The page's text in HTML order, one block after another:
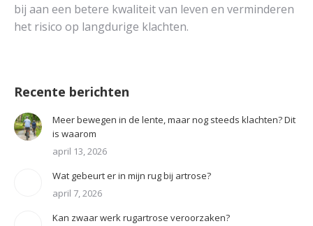
bij aan een betere kwaliteit van leven en verminderen
het risico op langdurige klachten.
Recente berichten
Meer bewegen in de lente, maar nog steeds klachten? Dit
is waarom
april 13, 2026
Wat gebeurt er in mijn rug bij artrose?
april 7, 2026
Kan zwaar werk rugartrose veroorzaken?